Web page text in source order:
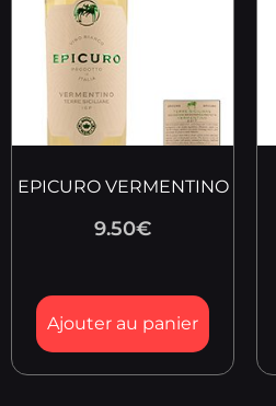
EPICURO VERMENTINO
9.50€
Ajouter au panier